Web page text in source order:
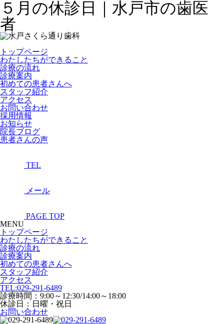
５月の休診日｜水戸市の歯医
者
トップページ
わたしたちができること
診療の流れ
診療案内
初めての患者さんへ
スタッフ紹介
アクセス
お問い合わせ
採用情報
お知らせ
院長ブログ
患者さんの声
TEL
メール
PAGE TOP
MENU
トップページ
わたしたちができること
診療の流れ
診療案内
初めての患者さんへ
スタッフ紹介
アクセス
TEL:029-291-6489
診療時間：9:00～12:30/14:00～18:00
休診日：日曜・祝日
お問い合わせ